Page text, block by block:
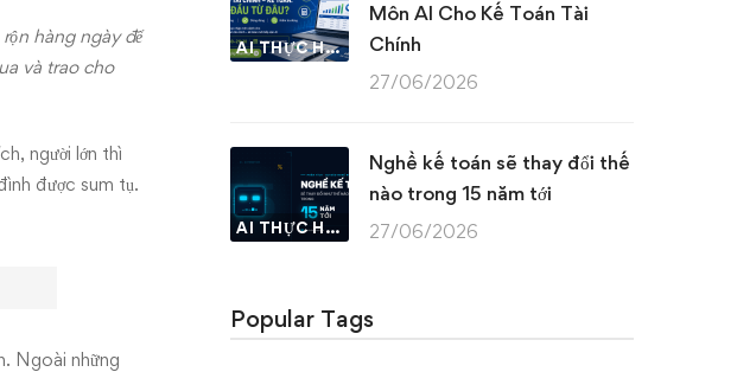
hàng ngày để
và trao cho
người lớn thì
được sum tụ.
Ngoài những
AI THỰC HÀNH
Môn AI Cho Kế Toán Tài
Chính
27/06/2026
AI THỰC HÀNH
Nghề kế toán sẽ thay đổi thế
nào trong 15 năm tới
27/06/2026
Popular Tags